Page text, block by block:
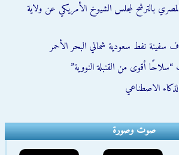
بالترشح لمجلس الشيوخ الأمريكي عن ولاية
سفينة نفط سعودية شمالي البحر الأحمر
أقوى من القنبلة النووية”
الاصطناعي
صوت وصورة